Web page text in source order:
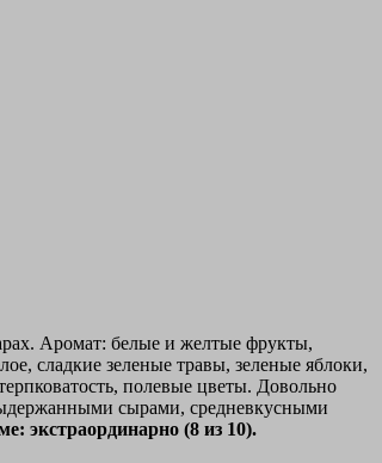
Аромат: белые и желтые фрукты,
сладкие зеленые травы, зеленые яблоки,
полевые цветы. Довольно
сырами, средневкусными
экстраординарно (8 из 10).